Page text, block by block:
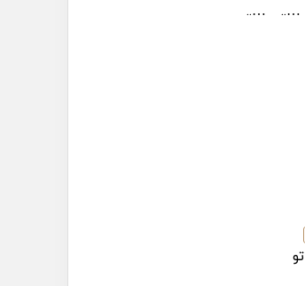
…..
…..
تو